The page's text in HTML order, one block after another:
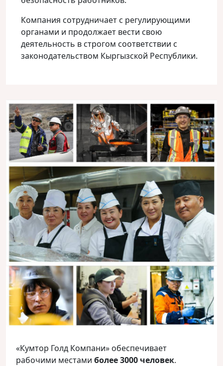
Компания сотрудничает с регулирующими
органами и продолжает вести свою
деятельность в строгом соответствии с
законодательством Кыргызской Республики.
«Кумтор Голд Компани» обеспечивает
рабочими местами более 3000 человек.